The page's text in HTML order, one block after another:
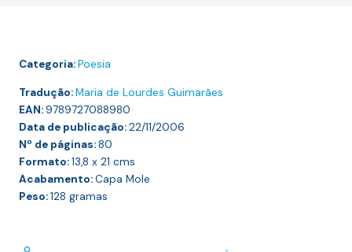
Categoria:Poesia
Tradução:Maria de Lourdes Guimarães
EAN:9789727088980
Data de publicação:22/11/2006
Nº de páginas:80
Formato:13,8 x 21 cms
Acabamento:Capa Mole
Peso:128 gramas